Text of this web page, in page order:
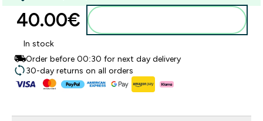
40.00€‎
In stock
Order before 00:30 for next day delivery
30-day returns on all orders